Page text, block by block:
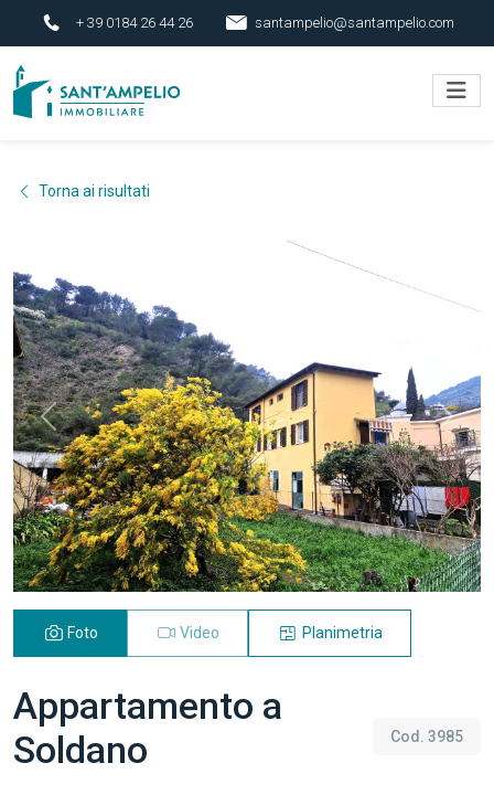
+ 39 0184 26 44 26 santampelio@santampelio.com
Torna ai risultati
Previous Next
Foto Video Planimetria
Appartamento a
Soldano
Cod. 3985